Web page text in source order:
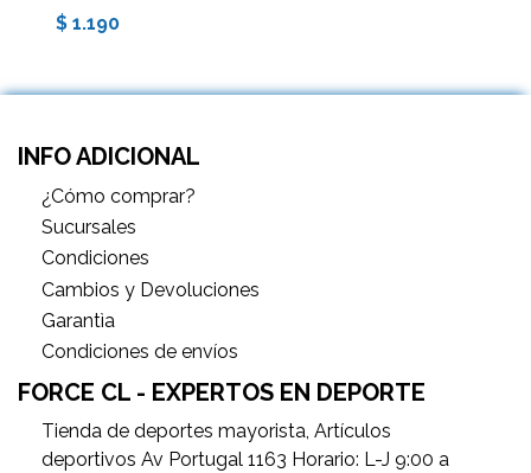
$ 1.190
INFO ADICIONAL
¿Cómo comprar?
Sucursales
Condiciones
Cambios y Devoluciones
Garantìa
Condiciones de envíos
FORCE CL - EXPERTOS EN DEPORTE
Tienda de deportes mayorista, Artículos
deportivos Av Portugal 1163 Horario: L-J 9:00 a